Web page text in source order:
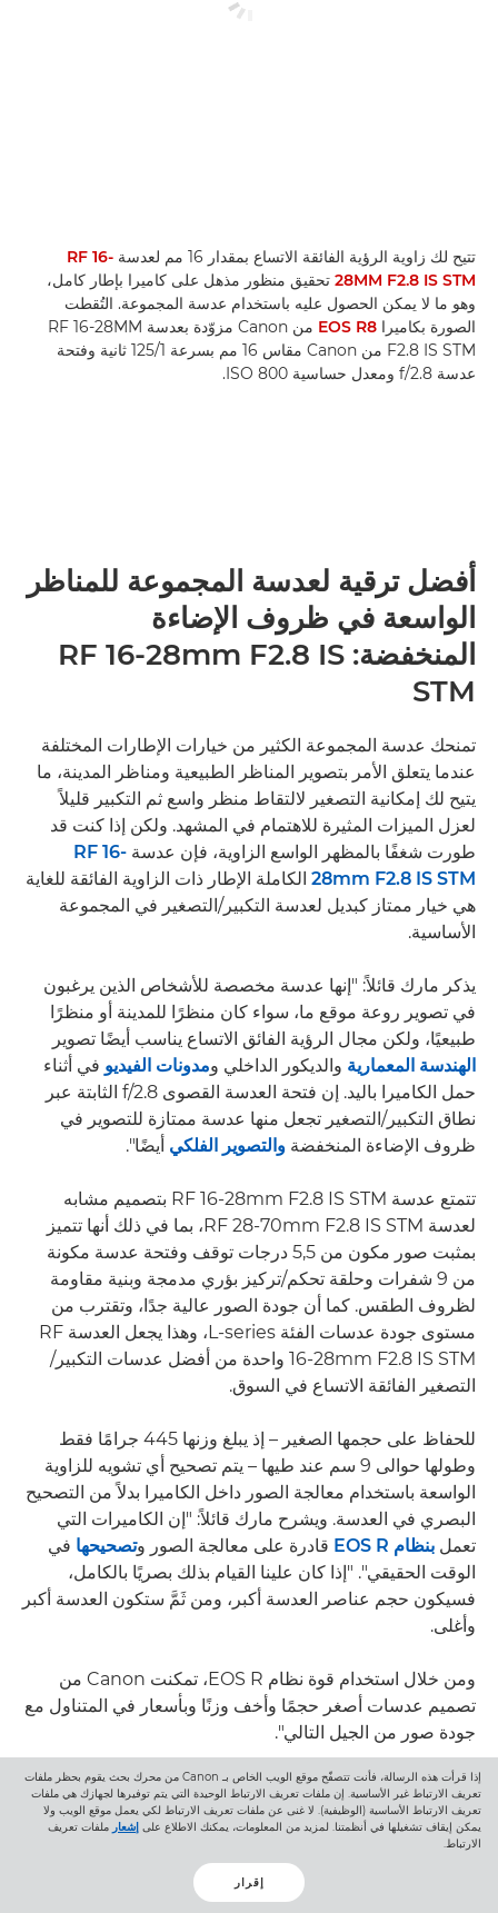
تتيح لك زاوية الرؤية الفائقة الاتساع بمقدار 16 مم لعدسة
RF 16-
28MM F2.8 IS STM تحقيق منظور مذهل على كاميرا بإطار كامل،
وهو ما لا يمكن الحصول عليه باستخدام عدسة المجموعة. التُقطت
الصورة بكاميرا EOS R8
من Canon مزوّدة بعدسة RF 16-28MM
F2.8 IS STM من Canon مقاس 16 مم بسرعة 1/‏125 ثانية وفتحة
عدسة f/2.8 ومعدل حساسية ISO 800.
أفضل ترقية لعدسة المجموعة للمناظر
الواسعة في ظروف الإضاءة
المنخفضة: RF 16-28mm F2.8 IS
STM
تمنحك عدسة المجموعة الكثير من خيارات الإطارات المختلفة
عندما يتعلق الأمر بتصوير المناظر الطبيعية ومناظر المدينة، ما
يتيح لك إمكانية التصغير لالتقاط منظر واسع ثم التكبير قليلاً
لعزل الميزات المثيرة للاهتمام في المشهد. ولكن إذا كنت قد
طورت شغفًا بالمظهر الواسع الزاوية، فإن عدسة RF 16-
28mm F2.8 IS STM الكاملة الإطار ذات الزاوية الفائقة للغاية
هي خيار ممتاز كبديل لعدسة التكبير/التصغير في المجموعة
الأساسية.
يذكر مارك قائلاً: "إنها عدسة مخصصة للأشخاص الذين يرغبون
في تصوير روعة موقع ما، سواء كان منظرًا للمدينة أو منظرًا
طبيعيًا، ولكن مجال الرؤية الفائق الاتساع يناسب أيضًا تصوير
الهندسة المعمارية والديكور الداخلي ومدونات الفيديو في أثناء
حمل الكاميرا باليد. إن فتحة العدسة القصوى f/2.8 الثابتة عبر
نطاق التكبير/التصغير تجعل منها عدسة ممتازة للتصوير في
ظروف الإضاءة المنخفضة والتصوير الفلكي أيضًا".
تتمتع عدسة RF 16-28mm F2.8 IS STM بتصميم مشابه
لعدسة RF 28-70mm F2.8 IS STM، بما في ذلك أنها تتميز
بمثبت صور مكون من 5,5 درجات توقف وفتحة عدسة مكونة
من 9 شفرات وحلقة تحكم/تركيز بؤري مدمجة وبنية مقاومة
لظروف الطقس. كما أن جودة الصور عالية جدًا، وتقترب من
مستوى جودة عدسات الفئة L-series، وهذا يجعل العدسة RF
16-28mm F2.8 IS STM واحدة من أفضل عدسات التكبير/
التصغير الفائقة الاتساع في السوق.
للحفاظ على حجمها الصغير – إذ يبلغ وزنها 445 جرامًا فقط
وطولها حوالى 9 سم عند طيها – يتم تصحيح أي تشويه للزاوية
الواسعة باستخدام معالجة الصور داخل الكاميرا بدلاً من التصحيح
البصري في العدسة. ويشرح مارك قائلاً: "إن الكاميرات التي
تعمل بنظام EOS R قادرة على معالجة الصور وتصحيحها في
الوقت الحقيقي". "إذا كان علينا القيام بذلك بصريًا بالكامل،
فسيكون حجم عناصر العدسة أكبر، ومن ثَمَّ ستكون العدسة أكبر
وأغلى.
ومن خلال استخدام قوة نظام EOS R، تمكنت Canon من
تصميم عدسات أصغر حجمًا وأخف وزنًا وبأسعار في المتناول مع
جودة صور من الجيل التالي".
إذا قرأت هذه الرسالة، فأنت تتصفّح موقع الويب الخاص بـ Canon من محرك بحث يقوم بحظر ملفات
تعريف الارتباط غير الأساسية. إن ملفات تعريف الارتباط الوحيدة التي يتم توفيرها لجهازك هي ملفات
تعريف الارتباط الأساسية (الوظيفية). لا غنى عن ملفات تعريف الارتباط لكي يعمل موقع الويب ولا
يمكن إيقاف تشغيلها في أنظمتنا. لمزيد من المعلومات، يمكنك الاطلاع على إشعار ملفات تعريف
الارتباط.
إقرار